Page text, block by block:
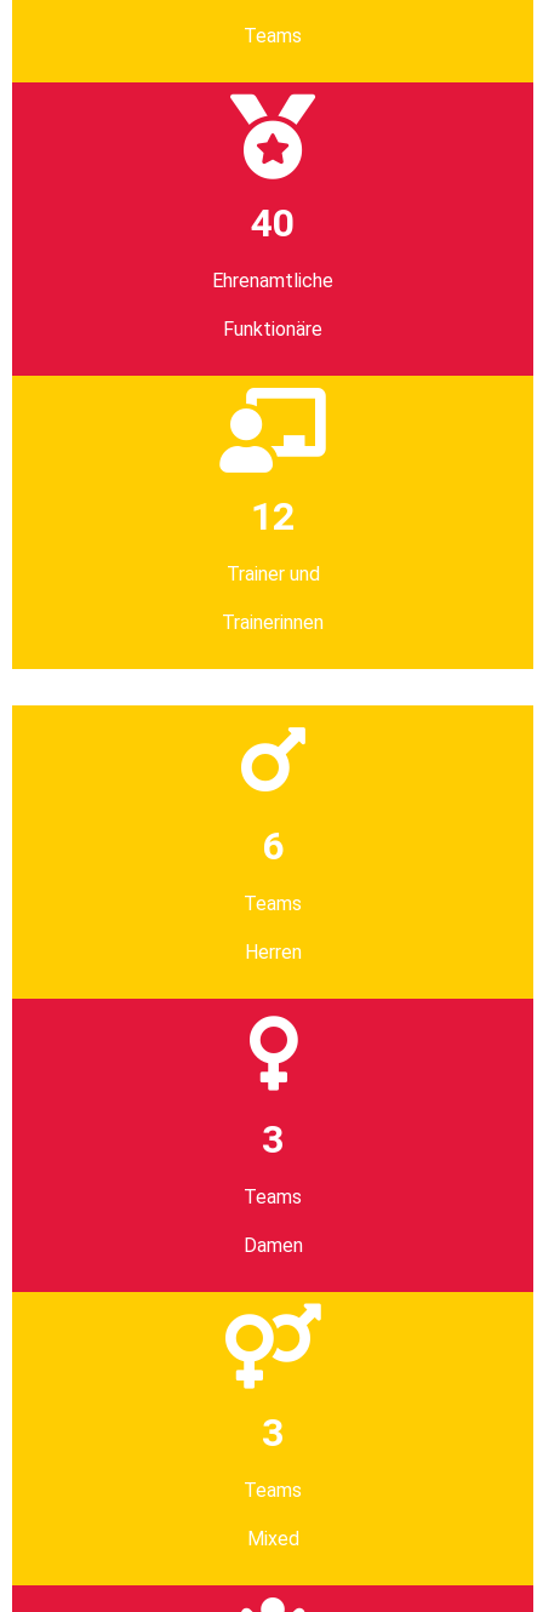
Teams
40
Ehrenamtliche
Funktionäre
12
Trainer und
Trainerinnen
6
Teams
Herren
3
Teams
Damen
3
Teams
Mixed